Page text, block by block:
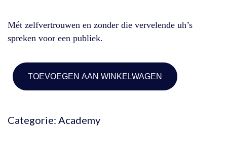
Mét zelfvertrouwen en zonder die vervelende uh’s
spreken voor een publiek.
TOEVOEGEN AAN WINKELWAGEN
Categorie: Academy